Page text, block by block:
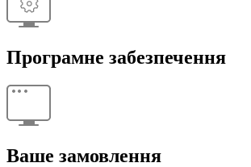
Програмне забезпечення
Ваше замовлення